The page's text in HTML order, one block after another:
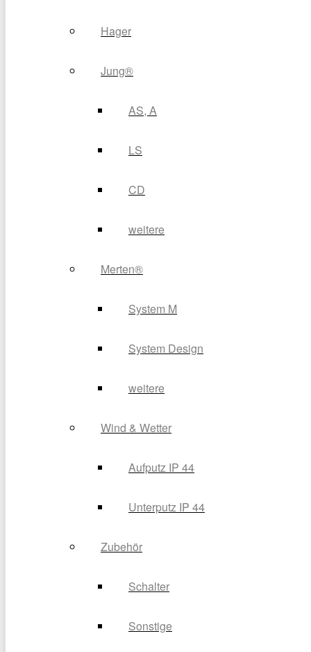
Hager
Jung®
AS, A
LS
CD
weitere
Merten®
System M
System Design
weitere
Wind & Wetter
Aufputz IP 44
Unterputz IP 44
Zubehör
Schalter
Sonstige